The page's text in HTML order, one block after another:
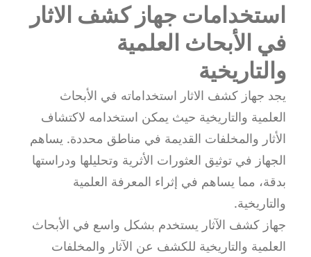
استخدامات جهاز كشف الاثار
في الأبحاث العلمية
والتاريخية
يجد جهاز كشف الاثار استخداماته في الأبحاث
العلمية والتاريخية حيث يمكن استخدامه لاكتشاف
الأثار والمخلفات القديمة في مناطق محددة. يساهم
الجهاز في توثيق العثورات الأثرية وتحليلها ودراستها
بدقة، مما يساهم في إثراء المعرفة العلمية
والتاريخية.
جهاز كشف الآثار يستخدم بشكل واسع في الأبحاث
العلمية والتاريخية للكشف عن الآثار والمخلفات